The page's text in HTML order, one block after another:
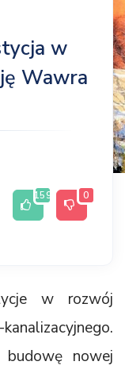
w
Wawra
159 0
w rozwój
nowej